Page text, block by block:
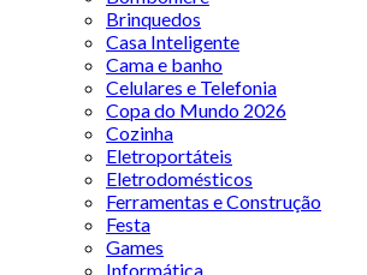
Brinquedos
Casa Inteligente
Cama e banho
Celulares e Telefonia
Copa do Mundo 2026
Cozinha
Eletroportáteis
Eletrodomésticos
Ferramentas e Construção
Festa
Games
Informática